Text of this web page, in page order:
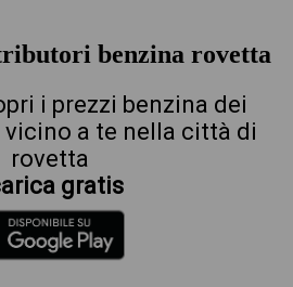
benzina rovetta
i prezzi benzina dei
a te nella città di
rovetta
gratis